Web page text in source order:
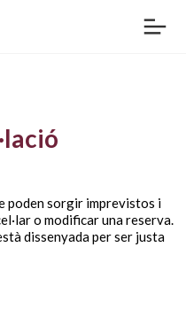
poden sorgir imprevistos i
o modificar una reserva.
dissenyada per ser justa